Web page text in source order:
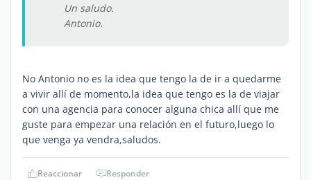
Un saludo.
Antonio.
No Antonio no es la idea que tengo la de ir a quedarme
a vivir allí de momento,la idea que tengo es la de viajar
con una agencia para conocer alguna chica allí que me
guste para empezar una relación en el futuro,luego lo
que venga ya vendra,saludos.
Reaccionar Responder